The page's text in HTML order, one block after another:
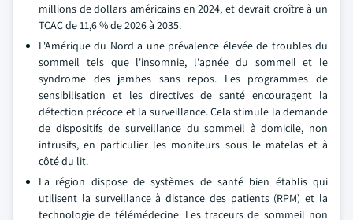
millions de dollars américains en 2024, et devrait croître à un
TCAC de 11,6 % de 2026 à 2035.
L'Amérique du Nord a une prévalence élevée de troubles du
sommeil tels que l'insomnie, l'apnée du sommeil et le
syndrome des jambes sans repos. Les programmes de
sensibilisation et les directives de santé encouragent la
détection précoce et la surveillance. Cela stimule la demande
de dispositifs de surveillance du sommeil à domicile, non
intrusifs, en particulier les moniteurs sous le matelas et à
côté du lit.
La région dispose de systèmes de santé bien établis qui
utilisent la surveillance à distance des patients (RPM) et la
technologie de télémédecine. Les traceurs de sommeil non